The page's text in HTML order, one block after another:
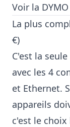
Voir la
La plus
€)
C'est la
avec les 4
et Ethernet.
appareils
c'est le